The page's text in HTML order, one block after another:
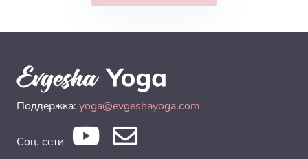
Поддержка: yoga@evgeshayoga.com
Соц. сети